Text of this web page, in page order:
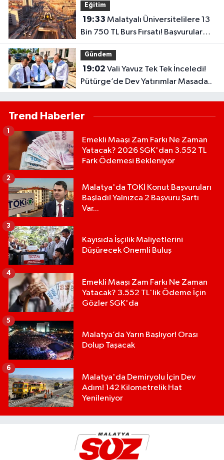
Eğitim
19:33
Bin 750 TL Burs Fırsatı! Başvurular
Başlıyor...
Gündem
19:02
Pütürge’de Dev Yatırımlar Masada..
Trend Haberler
Emekli Maaşı Zam Farkı Ne Zaman
Yatacak? 2026 SGK'dan 3.552 TL
Fark Ödemesi Bekleniyor
1
Malatya'da TOKİ Konut Başvuruları
Başladı! Yalnızca 2 Başvuru Şartı
Var...
2
Kayısıda İşçilik Maliyetlerini
Düşürecek Önemli Buluş
3
Emekli Maaşı Zam Farkı Ne Zaman
Yatacak? 3.552 TL'lik Ödeme İçin
Gözler SGK'da
4
Malatya’da Yarın Başlıyor! Orası
Dolup Taşacak
5
Malatya'da Demiryolu İçin Dev
Adım! 142 Kilometrelik Hat
Yenileniyor
6